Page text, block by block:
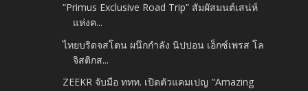
“Primus Exclusive Road Trip” สัมผัสมนต์เสน่ห์
แห่งค...
ไทยบริดจสโตน ผนึกกำลัง นิปปอน เอ็กซ์เพรส โล
จิสติกส...
ZEEKR จับมือ ททท. เปิดตัวแคมเปญ "Amazing